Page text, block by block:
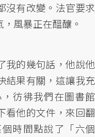
沒有改變。法官要求
風暴正在醞釀。
我的幾句話，他說他
結果有關，這讓我充
彷彿我們在圖書館
看他的文件，來回翻
時間點說了「六個